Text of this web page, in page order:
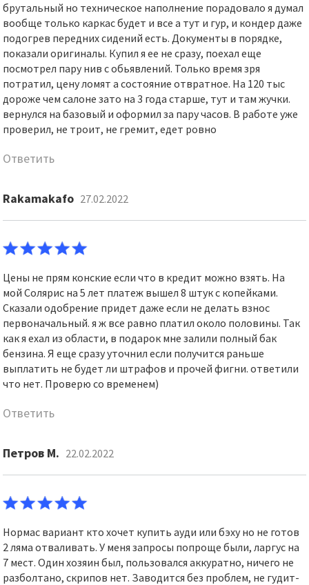
брутальный но техническое наполнение порадовало я думал
вообще только каркас будет и все а тут и гур, и кондер даже
подогрев передних сидений есть. Документы в порядке,
показали оригиналы. Купил я ее не сразу, поехал еще
посмотрел пару нив с обьявлений. Только время зря
потратил, цену ломят а состояние отвратное. На 120 тыс
дороже чем салоне зато на 3 года старше, тут и там жучки.
вернулся на базовый и оформил за пару часов. В работе уже
проверил, не троит, не гремит, едет ровно
Ответить
Rakamakafo 27.02.2022
Цены не прям конские если что в кредит можно взять. На
мой Солярис на 5 лет платеж вышел 8 штук с копейками.
Сказали одобрение придет даже если не делать взнос
первоначальный. я ж все равно платил около половины. Так
как я ехал из области, в подарок мне залили полный бак
бензина. Я еще сразу уточнил если получится раньше
выплатить не будет ли штрафов и прочей фигни. ответили
что нет. Проверю со временем)
Ответить
Петров М. 22.02.2022
Нормас вариант кто хочет купить ауди или бэху но не готов
2 ляма отваливать. У меня запросы попроще были, ларгус на
7 мест. Один хозяин был, пользовался аккуратно, ничего не
разболтано, скрипов нет. Заводится без проблем, не гудит-